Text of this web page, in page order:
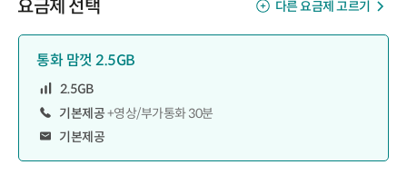
요금제 선택 다른 요금제 고르기
통화 맘껏 2.5GB
2.5GB
기본제공+영상/부가통화 30분
기본제공